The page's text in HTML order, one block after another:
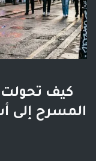
كيف
المسرح إلى